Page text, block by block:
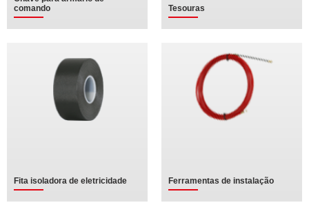
comando
Tesouras
Fita isoladora de eletricidade Ferramentas de instalação